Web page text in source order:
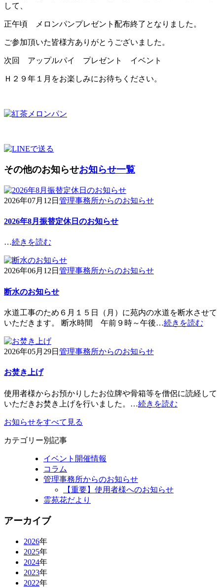
して、
正午頃 メロンパンプレゼント配布終了となりました。
ご参加頂いた皆様方ありがとうございました。
次回 アップルパイ プレゼント イベント
Ｈ２９年１月をお楽しみにお待ちください。
その他のお知らせお知らせ一覧
2026年07月12日 管理事務所からのお知らせ
2026年8月振替定休日のお知らせ
…続きを読む
2026年06月12日 管理事務所からのお知らせ
断水のお知らせ
水道工事のため６月１５日（月）に苑内の水道を断水させて
いただきます。 断水時間 午前９時～午後…続きを読む
2026年05月29日 管理事務所からのお知らせ
お焚き上げ
使用者様からお預かりしたお位牌や骨箱等を僧侶に読経して
いただきお焚き上げを行いました。…続きを読む
お知らせをすべて見る
カテゴリー別記事
イベント開催情報
コラム
管理事務所からのお知らせ
【重要】使用者様へのお知らせ
霊苑花だより
アーカイブ
2026年
2025年
2024年
2023年
2022年